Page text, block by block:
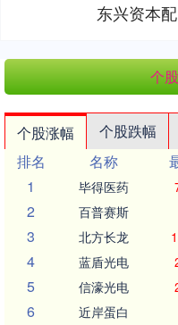
东兴资本
个
个股涨幅 个股跌幅
排名
名称
1
毕得医药
2 百普赛斯
3 北方长龙
4 蓝盾光电
5 信濠光电
6 近岸蛋白